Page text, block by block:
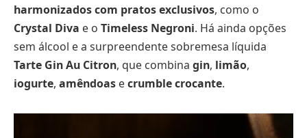
harmonizados com pratos exclusivos, como o
Crystal Diva e o Timeless Negroni. Há ainda opções
sem álcool e a surpreendente sobremesa líquida
Tarte Gin Au Citron, que combina gin, limão,
iogurte, amêndoas ecrumble crocante.